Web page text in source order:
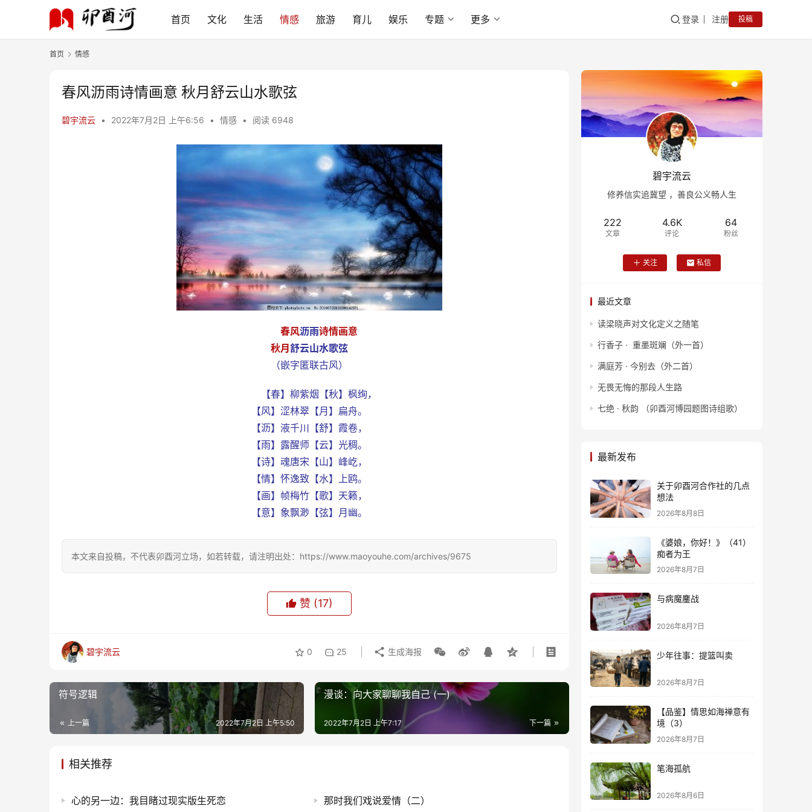
首页 文化 生活 情感 旅游 育儿 娱乐 专题 更多 登录 注册 投稿
首页 情感
春风沥雨诗情画意 秋月舒云山水歌弦
碧宇流云 • 2022年7月2日 上午6:56 • 情感 • 阅读 6948
春风沥雨诗情画意
秋月 舒云山水歌弦
（嵌字匿联古风）
【春】柳紫烟【秋】枫绚，
【风】涩林翠【月】扁舟。
【沥】液千川【舒】霞卷，
【雨】露醒师【云】光稠。
【诗】魂唐宋【山】峰屹，
【情】怀逸致【水】上鸥。
【画】帧梅竹【歌】天籁，
【意】象飘渺【弦】月幽。
本文来自投稿，不代表卯酉河立场，如若转载，请注明出处：https://www.maoyouhe.com/archives/9675
赞 (17)
碧宇流云 0 25 生成海报
符号逻辑
上一篇 2022年7月2日 上午5:50
漫谈：向大家聊聊我自己 (一)
下一篇
2022年7月2日 上午7:17
相关推荐
心的另一边：我目睹过现实版生死恋 那时我们戏说爱情（二）
碧宇流云
修养信实追冀望 ，善良公义畅人生
222
文章
4.6K
评论
64
粉丝
关注 私信
最近文章
读梁晓声对文化定义之随笔
行香子 · 重墨斑斓（外一首）
满庭芳 · 今别去（外二首）
无畏无悔的那段人生路
七绝 · 秋韵 （卯酉河博园题图诗组歌）
最新发布
关于卯酉河合作社的几点
想法
2026年8月8日
《婆娘，你好！》（41）
痴者为王
2026年8月7日
与病魔鏖战
2026年8月7日
少年往事：提篮叫卖
2026年8月7日
【品鉴】情思如海禅意有
境（3）
2026年8月7日
笔海孤航
2026年8月6日